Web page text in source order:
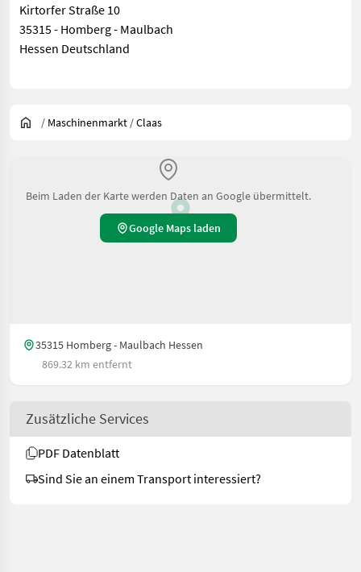
Kirtorfer Straße 10
35315 - Homberg - Maulbach
Hessen Deutschland
/ Maschinenmarkt /Claas
Beim Laden der Karte werden Daten an Google übermittelt.
Google Maps laden
35315 Homberg - Maulbach Hessen
869.32 km entfernt
Zusätzliche Services
PDF Datenblatt
Sind Sie an einem Transport interessiert?